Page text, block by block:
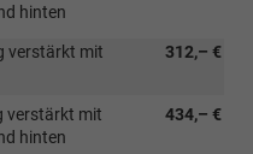
hinten
312,– €
verstärkt mit
434,– €
verstärkt mit
hinten